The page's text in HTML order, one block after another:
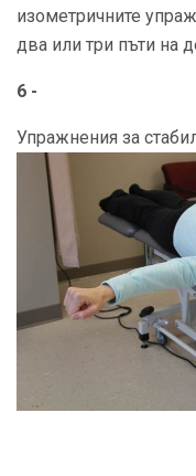
изометричните
два или три пъти на
6 -
Упражнения за